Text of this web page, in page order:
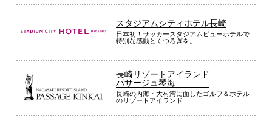
スタジアムシティホテル長崎
日本初！サッカースタジアムビューホテルで
特別な感動とくつろぎを。
長崎リゾートアイランド
パサージュ琴海
長崎の内海・大村湾に面したゴルフ＆ホテル
のリゾートアイランド